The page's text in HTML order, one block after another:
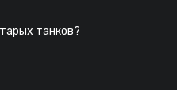
танков?